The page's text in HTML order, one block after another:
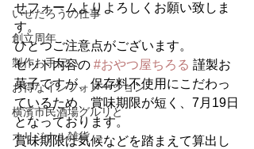
いせたろうの仕事
創立周年
製作お手伝い
お得なインフォメーション
横濱市民酒場グルリと
オリジナル雑貨
せフォームよりよろしくお願い致しま
す。
ひとつご注意点がございます。
セット内容の #おやつ屋ちろる 謹製お
菓子ですが、保存料不使用にこだわっ
ているため、賞味期限が短く、7月19日
となっております。
賞味期限は気候などを踏まえて算出し